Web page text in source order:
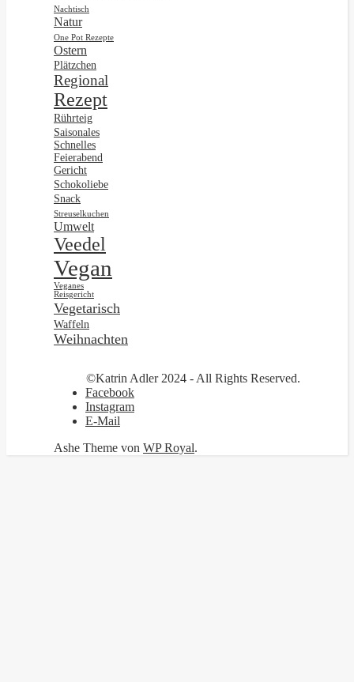
Nachtisch
Natur
One Pot Rezepte
Ostern
Plätzchen
Regional
Rezept
Rührteig
Saisonales
Schnelles
Feierabend
Gericht
Schokoliebe
Snack
Streuselkuchen
Umwelt
Veedel
Vegan
Veganes
Reisgericht
Vegetarisch
Waffeln
Weihnachten
©Katrin Adler 2024 - All Rights Reserved.
Facebook
Instagram
E-Mail
Ashe Theme von WP Royal.